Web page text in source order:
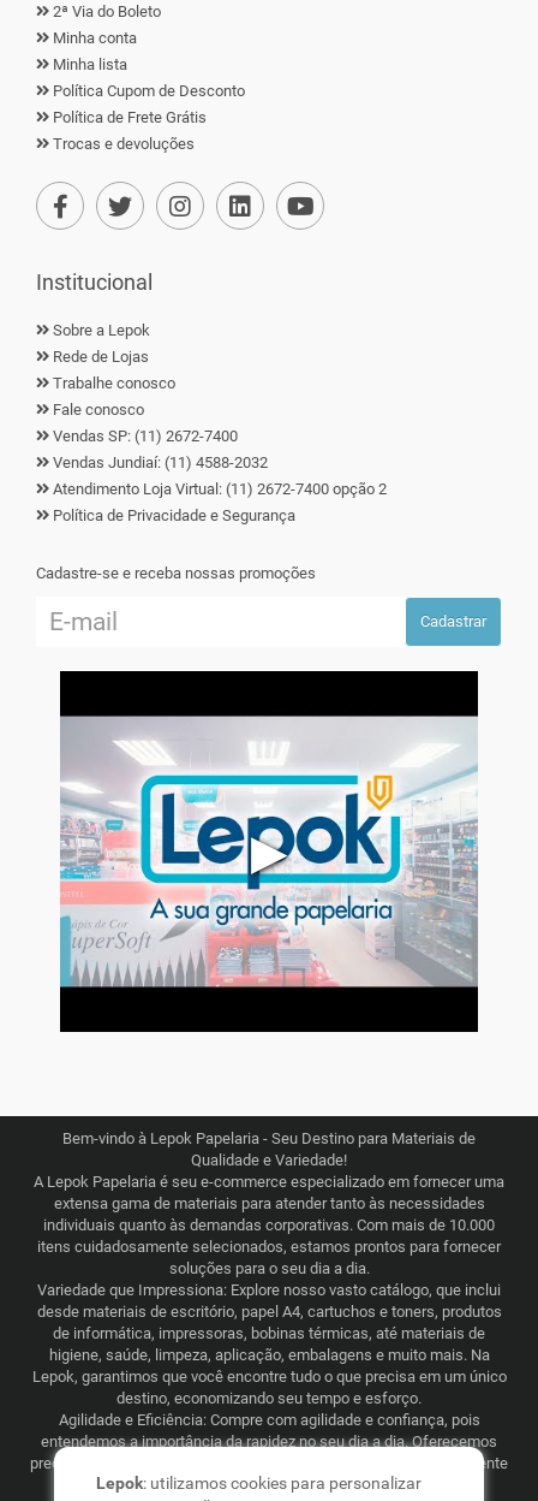
2ª Via do Boleto
Minha conta
Minha lista
Política Cupom de Desconto
Política de Frete Grátis
Trocas e devoluções
Institucional
Sobre a Lepok
Rede de Lojas
Trabalhe conosco
Fale conosco
Vendas SP: (11) 2672-7400
Vendas Jundiaí: (11) 4588-2032
Atendimento Loja Virtual: (11) 2672-7400 opção 2
Política de Privacidade e Segurança
Cadastre-se e receba nossas promoções
Cadastrar
▶
Bem-vindo à Lepok Papelaria - Seu Destino para Materiais de
Qualidade e Variedade!
A Lepok Papelaria é seu e-commerce especializado em fornecer uma
extensa gama de materiais para atender tanto às necessidades
individuais quanto às demandas corporativas. Com mais de 10.000
itens cuidadosamente selecionados, estamos prontos para fornecer
soluções para o seu dia a dia.
Variedade que Impressiona: Explore nosso vasto catálogo, que inclui
desde materiais de escritório, papel A4, cartuchos e toners, produtos
de informática, impressoras, bobinas térmicas, até materiais de
higiene, saúde, limpeza, aplicação, embalagens e muito mais. Na
Lepok, garantimos que você encontre tudo o que precisa em um único
destino, economizando seu tempo e esforço.
Agilidade e Eficiência: Compre com agilidade e confiança, pois
entendemos a importância da rapidez no seu dia a dia. Oferecemos
preços justos e competitivos, combinados com uma logística eficiente
que abrange todo o Brasil. Seja para consumo recorrente ou
Lepok: utilizamos cookies para personalizar